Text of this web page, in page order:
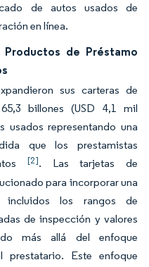
de autos usados de
en línea.
de Préstamo
sus carteras de
billones (USD 4,1 mil
usados representando una
que los prestamistas
[2]. Las tarjetas de
para incorporar una
incluidos los rangos de
de inspección y valores
más allá del enfoque
Este enfoque